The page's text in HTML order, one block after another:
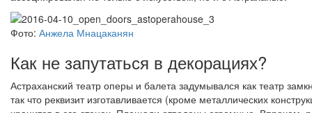
Фото: Анжела Мнацаканян
Как не запутаться в декорациях?
Астраханский театр оперы и балета задумывался как театр
так что реквизит изготавливается (кроме металлических